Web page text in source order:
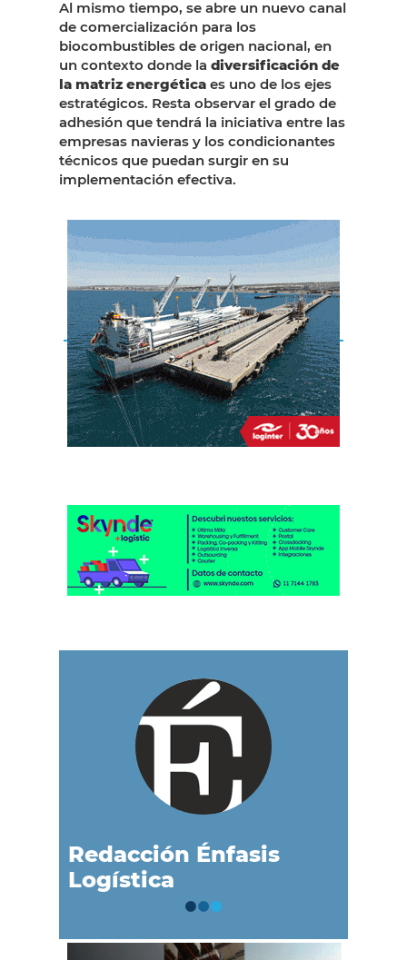
Al mismo tiempo, se abre un nuevo canal
de comercialización para los
biocombustibles de origen nacional, en
un contexto donde la diversificación de
la matriz energética es uno de los ejes
estratégicos. Resta observar el grado de
adhesión que tendrá la iniciativa entre las
empresas navieras y los condicionantes
técnicos que puedan surgir en su
implementación efectiva.
Redacción Énfasis
Logística